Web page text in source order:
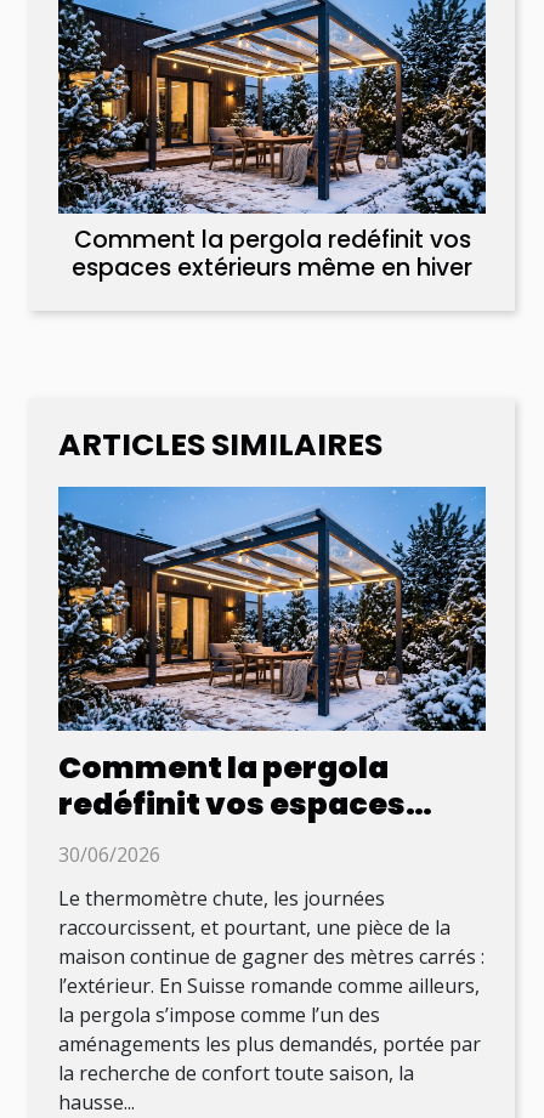
Comment la pergola redéfinit vos
espaces extérieurs même en hiver
ARTICLES SIMILAIRES
Comment la pergola
redéfinit vos espaces
extérieurs même en hiver
30/06/2026
Le thermomètre chute, les journées
raccourcissent, et pourtant, une pièce de la
maison continue de gagner des mètres carrés :
l’extérieur. En Suisse romande comme ailleurs,
la pergola s’impose comme l’un des
aménagements les plus demandés, portée par
la recherche de confort toute saison, la
hausse...